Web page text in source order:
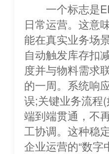
一个标志是
日常运营。这意
能在真实业务场
自动触发库存扣
度并与物料需求
的一周。系统响
误;关键业务流程
端到端贯通，
工协调。这种稳
企业运营的“数字